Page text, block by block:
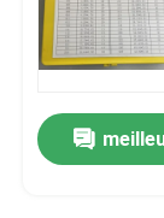
Produits
Vidéos